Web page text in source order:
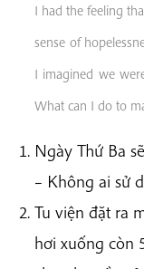
I had the feeling
sense of
I imagined we
What can I do to
Ngày Thứ Ba
– Không ai sử
Tu viện đặt ra
hơi xuống còn